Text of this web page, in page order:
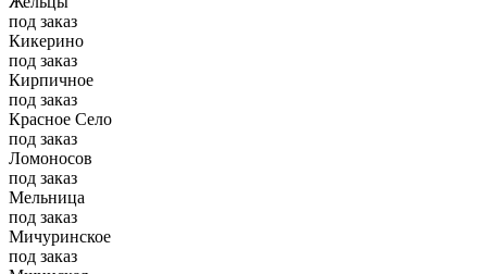
под заказ
Кикерино
под заказ
Кирпичное
под заказ
Красное Село
под заказ
Ломоносов
под заказ
Мельница
под заказ
Мичуринское
под заказ